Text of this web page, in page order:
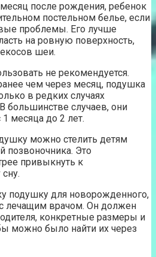
после рождения, ребенок
постельном белье, если
проблемы. Его лучше
на ровную поверхность,
шеи.
не рекомендуется.
чем через месяц, подушка
в редких случаях
большинстве случаев, они
месяца до 2 лет.
можно стелить детям
позвоночника. Это
привыкнуть к
подушку для новорожденного,
лечащим врачом. Он должен
конкретные размеры и
можно было найти их через